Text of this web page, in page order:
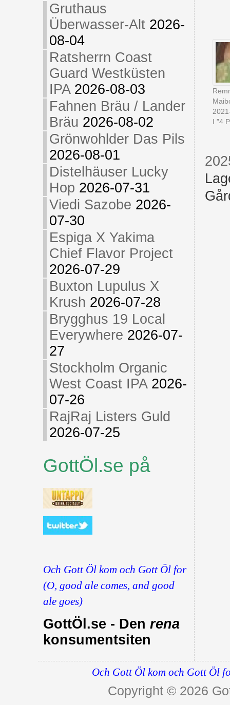
Gruthaus
Überwasser-Alt 2026-
08-04
Ratsherrn Coast
Guard Westküsten
IPA 2026-08-03
Fahnen Bräu / Lander
Bräu 2026-08-02
Grönwohlder Das Pils
2026-08-01
Distelhäuser Lucky
Hop 2026-07-31
Viedi Sazobe 2026-
07-30
Espiga X Yakima
Chief Flavor Project
2026-07-29
Buxton Lupulus X
Krush 2026-07-28
Brygghus 19 Local
Everywhere 2026-07-
27
Stockholm Organic
West Coast IPA 2026-
07-26
RajRaj Listers Guld
2026-07-25
GottÖl.se på
Och Gott Öl kom och Gott Öl for
(O, good ale comes, and good
ale goes)
GottÖl.se - Den rena
konsumentsiten
I ”4
Och Gott Öl kom och Gott Öl
Copyright © 2026